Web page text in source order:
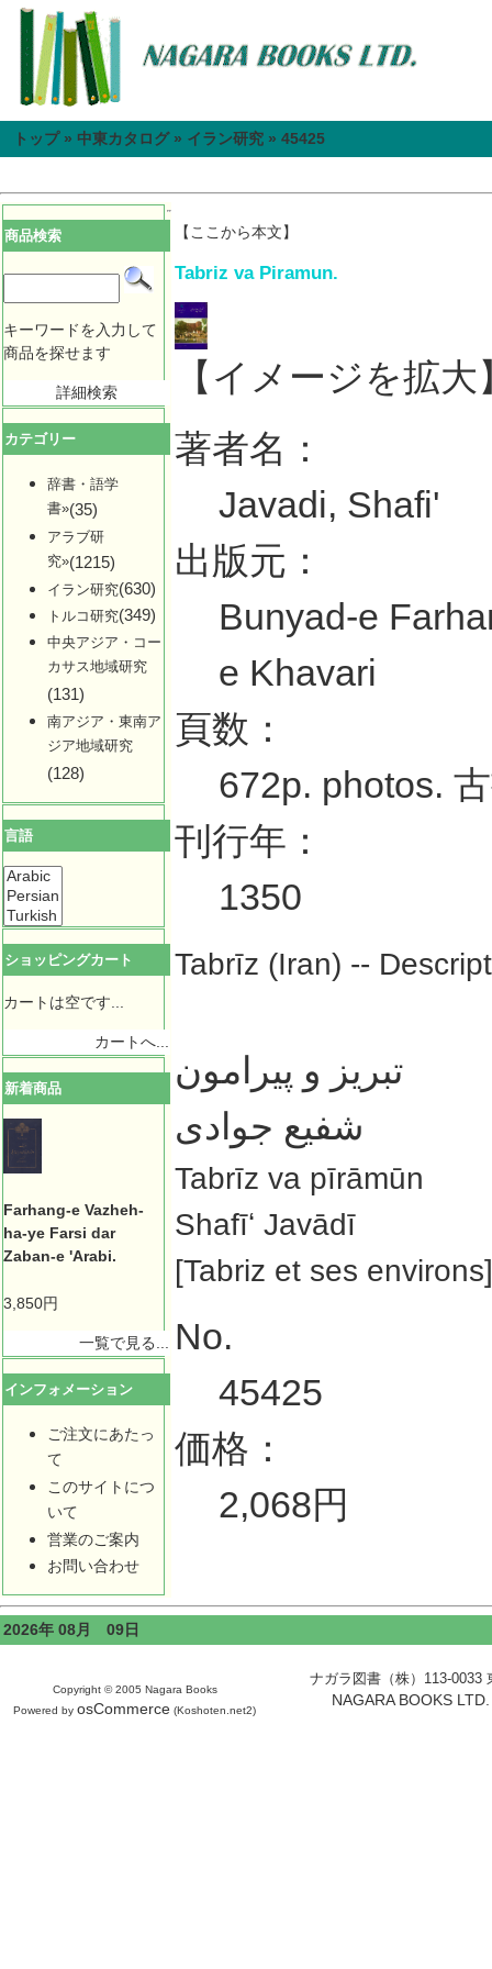
トップ» 中東カタログ» イラン研究 » 45425
商品検索
キーワードを入力して
商品を探せます
詳細検索
カテゴリー
辞書・語学
書»(35)
アラブ研
究»(1215)
イラン研究(630)
トルコ研究(349)
中央アジア・コー
カサス地域研究
(131)
南アジア・東南ア
ジア地域研究
(128)
言語
ショッピングカート
カートは空です...
カートへ...
新着商品
Farhang-e Vazheh-
ha-ye Farsi dar
Zaban-e 'Arabi.
3,850円
一覧で見る...
インフォメーション
ご注文にあたっ
て
このサイトにつ
いて
営業のご案内
お問い合わせ
【ここから本文】
Tabriz va Piramun.
【イメージを拡大
著者名：
Javadi, Shafi'
出版元：
Bunyad-e
e Khavari
頁数：
672p. photos.
刊行年：
1350
Tabrīz (Iran) --
تبريز و پيرامون
شفيع جوادى
Tabrīz va pīrāmūn
Shafīʻ Javādī
[Tabriz et ses environs]
No.
45425
価格：
2,068円
2026年 08月 09日
Copyright © 2005 Nagara Books
Powered by osCommerce (Koshoten.net2)
ナガラ図書（株）113-
NAGARA BOOKS